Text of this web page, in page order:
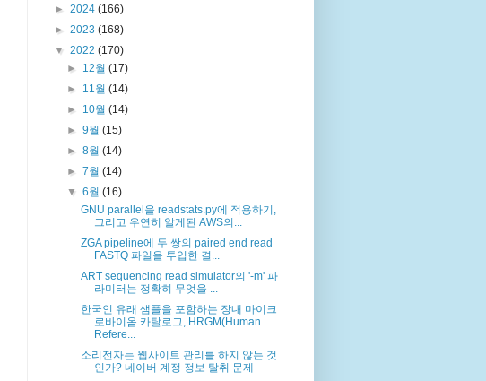
► 2024 (166)
► 2023 (168)
▼ 2022 (170)
► 12월(17)
► 11월(14)
► 10월(14)
►9월(15)
►8월(14)
►7월(14)
▼6월(16)
GNU parallel을 readstats.py에 적용하기,
그리고 우연히 알게된 AWS의...
ZGA pipeline에 두 쌍의 paired end read
FASTQ 파일을 투입한 결...
ART sequencing read simulator의 '-m' 파
라미터는 정확히 무엇을 ...
한국인 유래 샘플을 포함하는 장내 마이크
로바이옴 카탈로그, HRGM(Human
Refere...
소리전자는 웹사이트 관리를 하지 않는 것
인가? 네이버 계정 정보 탈취 문제